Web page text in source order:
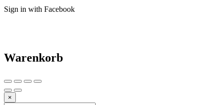
Sign in with Facebook
Warenkorb
×